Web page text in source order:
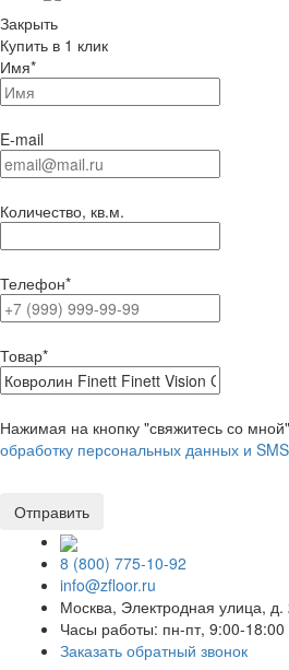
Закрыть
Купить в 1 клик
Имя*
E-mail
Количество, кв.м.
Телефон*
Товар*
Нажимая на кнопку "свяжитесь со
обработку персональных данных и
8 (800) 775-10-92
info@zfloor.ru
Москва, Электродная улица, д.
Часы работы: пн-пт, 9:00-18:00
Заказать обратный звонок